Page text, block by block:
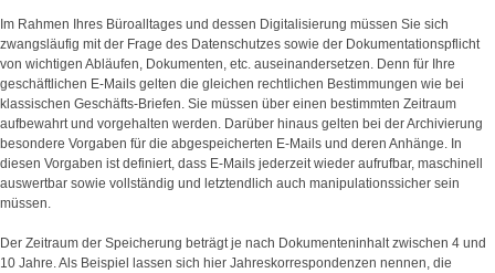
Im Rahmen Ihres Büroalltages und dessen Digitalisierung müssen Sie sich
zwangsläufig mit der Frage des Datenschutzes sowie der Dokumentationspflicht
von wichtigen Abläufen, Dokumenten, etc. auseinandersetzen. Denn für Ihre
geschäftlichen E-Mails gelten die gleichen rechtlichen Bestimmungen wie bei
klassischen Geschäfts-Briefen. Sie müssen über einen bestimmten Zeitraum
aufbewahrt und vorgehalten werden. Darüber hinaus gelten bei der Archivierung
besondere Vorgaben für die abgespeicherten E-Mails und deren Anhänge. In
diesen Vorgaben ist definiert, dass E-Mails jederzeit wieder aufrufbar, maschinell
auswertbar sowie vollständig und letztendlich auch manipulationssicher sein
müssen.
Der Zeitraum der Speicherung beträgt je nach Dokumenteninhalt zwischen 4 und
10 Jahre. Als Beispiel lassen sich hier Jahreskorrespondenzen nennen, die